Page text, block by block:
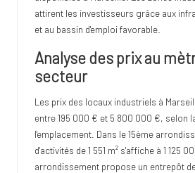
attirent les investisseurs grâce aux
et au bassin d'emploi favorable.
Analyse des prix au
secteur
Les prix des locaux industriels à
entre 195 000 € et 5 800 000 €, selon
l'emplacement. Dans le 15ème
d'activités de 1 551 m² s'affiche à 1 125
arrondissement propose un entrepôt de